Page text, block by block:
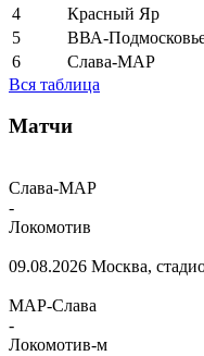
4
Красный Яр
5
ВВА-
6
Слава-МАР
Вся таблица
Матчи
Слава-МАР
-
Локомотив
09.08.2026 Москва,
МАР-Слава
-
Локомотив-м